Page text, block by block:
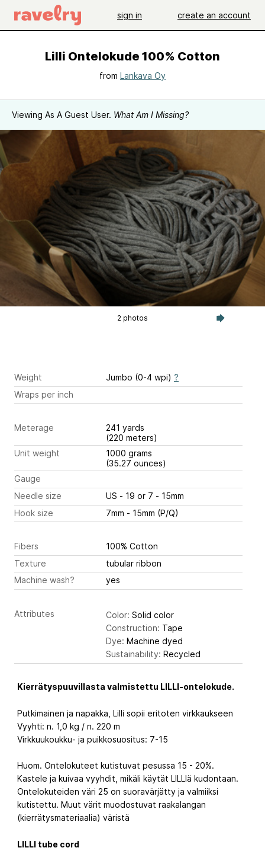
sign in create an account
Lilli Ontelokude 100% Cotton
from Lankava Oy
Viewing As A Guest User. What Am I Missing?
2 photos
Weight Jumbo (0-4 wpi) ?
Wraps per inch
Meterage
241 yards
(220 meters)
Unit weight
1000 grams
(35.27 ounces)
Gauge
Needle size
US - 19 or 7 - 15mm
Hook size
7mm - 15mm (P/Q)
Fibers
100% Cotton
Texture
tubular ribbon
Machine wash?
yes
Attributes Color: Solid color
Construction: Tape
Dye: Machine dyed
Sustainability: Recycled
Kierrätyspuuvillasta valmistettu LILLI-ontelokude.
Putkimainen ja napakka, Lilli sopii eritoten virkkaukseen
Vyyhti: n. 1,0 kg / n. 220 m
Virkkuukoukku- ja puikkosuositus: 7-15
Huom. Ontelokuteet kutistuvat pesussa 15 - 20%.
Kastele ja kuivaa vyyhdit, mikäli käytät LILLIä kudontaan.
Ontelokuteiden väri 25 on suoravärjätty ja valmiiksi
kutistettu. Muut värit muodostuvat raakalangan
(kierrätysmateriaalia) väristä
LILLI tube cord